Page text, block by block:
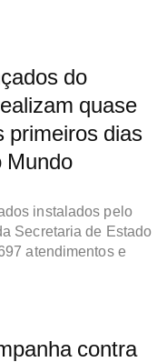
do
quase
primeiros dias
Mundo
instalados pelo
Secretaria de Estado
atendimentos e
contra